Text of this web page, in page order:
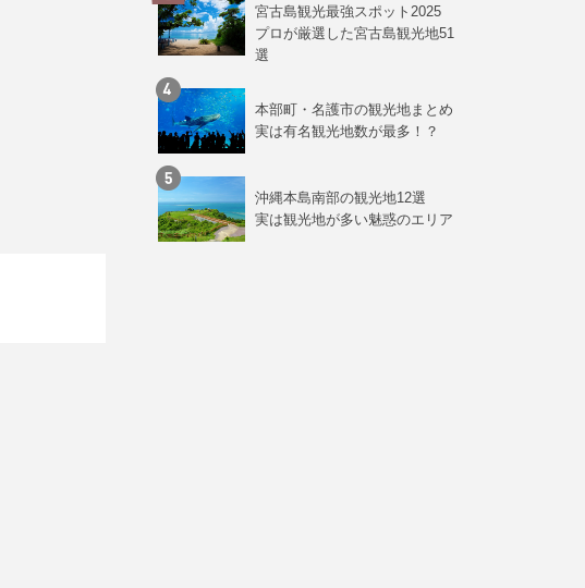
宮古島観光最強スポット2025
プロが厳選した宮古島観光地51
選
本部町・名護市の観光地まとめ
実は有名観光地数が最多！？
沖縄本島南部の観光地12選
実は観光地が多い魅惑のエリア